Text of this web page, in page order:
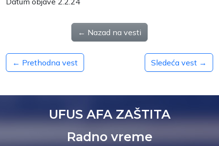
← Nazad na vesti
← Prethodna vest Sledeća vest →
UFUS AFA ZAŠTITA
Radno vreme